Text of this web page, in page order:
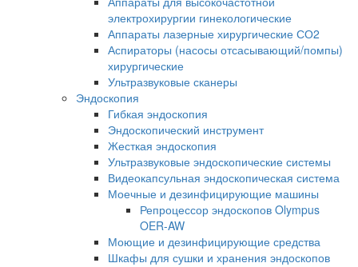
электрохирургии гинекологические
Аппараты лазерные хирургические СО2
Аспираторы (насосы отсасывающий/помпы)
хирургические
Ультразвуковые сканеры
Эндоскопия
Гибкая эндоскопия
Эндоскопический инструмент
Жесткая эндоскопия
Ультразвуковые эндоскопические системы
Видеокапсульная эндоскопическая система
Моечные и дезинфицирующие машины
Репроцессор эндоскопов Olympus
OER-AW
Моющие и дезинфицирующие средства
Шкафы для сушки и хранения эндоскопов